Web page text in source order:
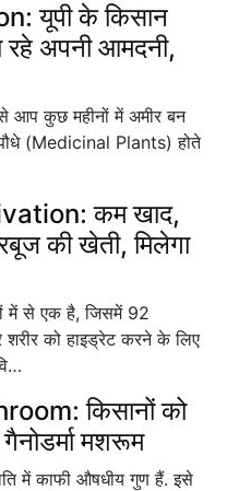
यूपी के किसान
रहे अपनी आमदनी,
आप कुछ महीनों में अमीर बन
(Medicinal Plants) होते
कम खाद,
की खेती, मिलेगा
में से एक है, जिसमें 92
शरीर को हाइड्रेट करने के लिए
किसानों को
मशरूम
में काफी औषधीय गुण हैं. इसे